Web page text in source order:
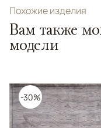
Похожие изделия
Вам также
модели
-30%